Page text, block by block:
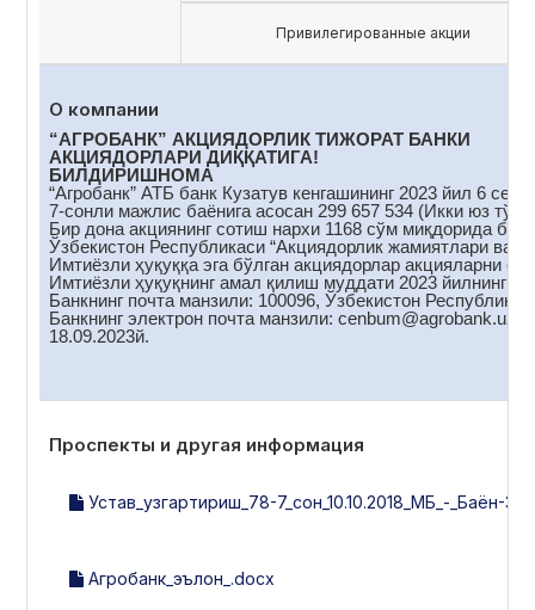
Привилегированные акции
О компании
“АГРОБАНК” АКЦИЯДОРЛИК ТИЖОРАТ БАНКИ
АКЦИЯДОРЛАРИ ДИҚҚАТИГА!
БИЛДИРИШНОМА
“Агробанк” АТБ банк Кузатув кенгашининг 2023 йил 6
7-сонли мажлис баёнига асосан 299 657 534 (Икки юз
Бир дона акциянинг сотиш нархи 1168 сўм миқдорида
Ўзбекистон Республикаси “Акциядорлик жамиятлари ва
Имтиёзли ҳуқуққа эга бўлган акциядорлар акцияларни
Имтиёзли ҳуқуқнинг амал қилиш муддати 2023 йилнинг
Банкнинг почта манзили: 100096, Ўзбекистон
Банкнинг электрон почта манзили: cenbum@аgrobank.uz
18.09.2023й.
Проспекты и другая информация
Устав_узгартириш_78-7_сон_10.10.2018_МБ_-_Баён-
Агробанк_эълон_.docx